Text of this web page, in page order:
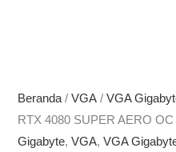
Beranda /VGA /VGA
RTX 4080 SUPER AERO
Gigabyte,VGA,VGA